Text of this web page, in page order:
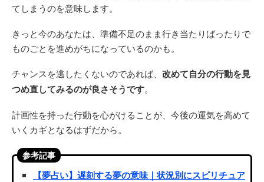
てしまうのを意味します。
きっと今のあなたは、準備不足のまま行き当たりばったりで
ものごとを進めがちになっているのかも。
チャンスを逃したくないのであれば、 改めて自分の行動を見
つめ直してみるのが良さそうです。
計画性を持った行動を心がけることが、今後の運気を高めて
いくカギとなるはずだから。
参考記事
【夢占い】遅刻する夢の意味｜状況別にスピリチュア